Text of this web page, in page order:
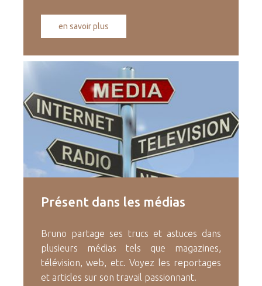
en savoir plus
Présent dans les médias
Bruno partage ses trucs et astuces dans
plusieurs médias tels que magazines,
télévision, web, etc. Voyez les reportages
et articles sur son travail passionnant.